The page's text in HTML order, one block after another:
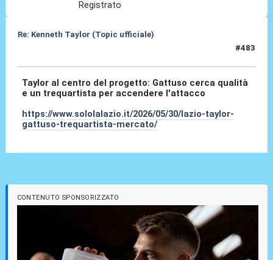
Registrato
Re: Kenneth Taylor (Topic ufficiale)
#483
Taylor al centro del progetto: Gattuso cerca qualità
e un trequartista per accendere l'attacco
https://www.sololalazio.it/2026/05/30/lazio-taylor-
gattuso-trequartista-mercato/
CONTENUTO SPONSORIZZATO